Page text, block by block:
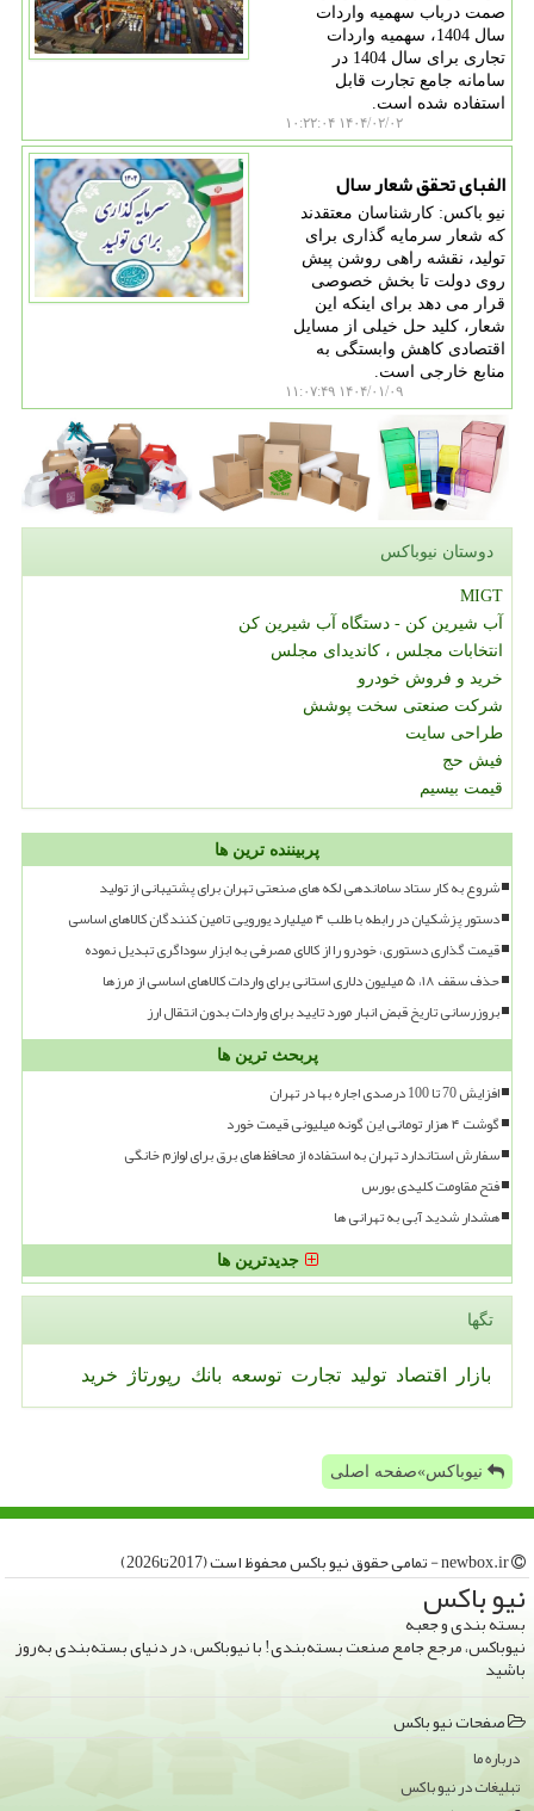
صمت درباب سهمیه واردات
سال 1404، سهمیه واردات
تجاری برای سال 1404 در
سامانه جامع تجارت قابل
استفاده شده است.
۱۴۰۴/۰۲/۰۲ ۱۰:۲۲:۰۴
الفبای تحقق شعار سال
نیو باکس: کارشناسان معتقدند
که شعار سرمایه گذاری برای
تولید، نقشه راهی روشن پیش
روی دولت تا بخش خصوصی
قرار می دهد برای اینکه این
شعار، کلید حل خیلی از مسایل
اقتصادی کاهش وابستگی به
منابع خارجی است.
۱۴۰۴/۰۱/۰۹ ۱۱:۰۷:۴۹
دوستان نیوباکس
MIGT
آب شیرین کن - دستگاه آب شیرین کن
انتخابات مجلس ، کاندیدای مجلس
خرید و فروش خودرو
شرکت صنعتی سخت پوشش
طراحی سایت
فیش حج
قیمت بیسیم
پربیننده ترین ها
شروع به کار ستاد ساماندهی لکه های صنعتی تهران برای پشتیبانی از تولید
دستور پزشکیان در رابطه با طلب ۴ میلیارد یورویی تامین کنندگان کالاهای اساسی
قیمت گذاری دستوری، خودرو را از کالای مصرفی به ابزار سوداگری تبدیل نموده
حذف سقف ۱۸، ۵ میلیون دلاری استانی برای واردات کالاهای اساسی از مرزها
بروزرسانی تاریخ قبض انبار مورد تایید برای واردات بدون انتقال ارز
پربحث ترین ها
افزایش 70 تا 100 درصدی اجاره بها در تهران
گوشت ۴ هزار تومانی این گونه میلیونی قیمت خورد
سفارش استاندارد تهران به استفاده از محافظ های برق برای لوازم خانگی
فتح مقاومت کلیدی بورس
هشدار شدید آبی به تهرانی ها
جدیدترین ها
تگها
بازار اقتصاد تولید تجارت توسعه بانك رپورتاژ خرید
نیوباکس»صفحه اصلی
نیو باكس
بسته بندی و جعبه
نیوباکس، مرجع جامع صنعت بسته‌بندی! با نیوباکس، در دنیای بسته‌بندی به‌روز
باشید
صفحات نیو باكس
درباره ما
تبلیغات در نیو باكس